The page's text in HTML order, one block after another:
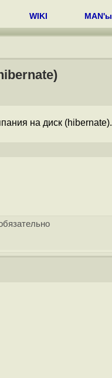
WIKI MAN'ы
на диск (hibernate).